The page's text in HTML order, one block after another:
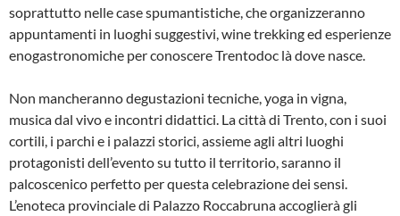
soprattutto nelle case spumantistiche, che organizzeranno
appuntamenti in luoghi suggestivi, wine trekking ed esperienze
enogastronomiche per conoscere Trentodoc là dove nasce.
Non mancheranno degustazioni tecniche, yoga in vigna,
musica dal vivo e incontri didattici. La città di Trento, con i suoi
cortili, i parchi e i palazzi storici, assieme agli altri luoghi
protagonisti dell’evento su tutto il territorio, saranno il
palcoscenico perfetto per questa celebrazione dei sensi.
L’enoteca provinciale di Palazzo Roccabruna accoglierà gli